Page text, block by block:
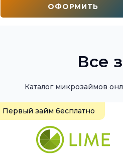
ОФОРМИТЬ
Все
Первый займ бесплатно